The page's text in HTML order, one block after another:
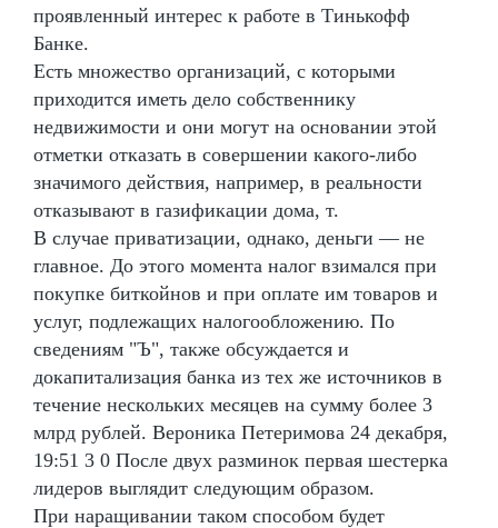
проявленный интерес к работе в Тинькофф
Банке.
Есть множество организаций, с которыми
приходится иметь дело собственнику
недвижимости и они могут на основании этой
отметки отказать в совершении какого-либо
значимого действия, например, в реальности
отказывают в газификации дома, т.
В случае приватизации, однако, деньги — не
главное. До этого момента налог взимался при
покупке биткойнов и при оплате им товаров и
услуг, подлежащих налогообложению. По
сведениям "Ъ", также обсуждается и
докапитализация банка из тех же источников в
течение нескольких месяцев на сумму более 3
млрд рублей. Вероника Петеримова 24 декабря,
19:51 3 0 После двух разминок первая шестерка
лидеров выглядит следующим образом.
При наращивании таком способом будет